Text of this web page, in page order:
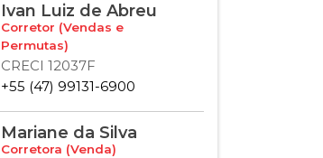
Ivan Luiz de Abreu
Corretor (Vendas e
Permutas)
CRECI 12037F
+55 (47) 99131-6900
Mariane da Silva
Corretora (Venda)